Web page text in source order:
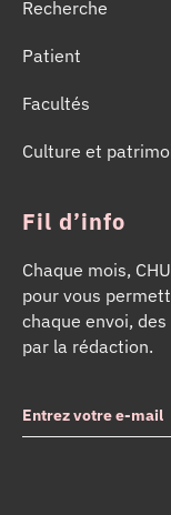
Recherche
Patient
Facultés
Culture et
Fil d’info
Chaque mois,
pour vous
chaque envoi,
par la rédaction.